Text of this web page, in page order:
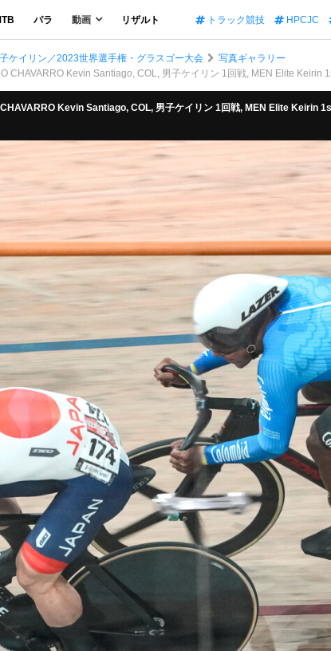
パラ 動画 リザルト トラック競技 HPCJC
ケイリン／2023世界選手権・グラスゴー大会
写真ギャラリー
CHAVARRO Kevin Santiago, COL, 男子ケイリン 1回戦, MEN Elite
Kevin Santiago, COL, 男子ケイリン 1回戦, MEN Elite Keirin